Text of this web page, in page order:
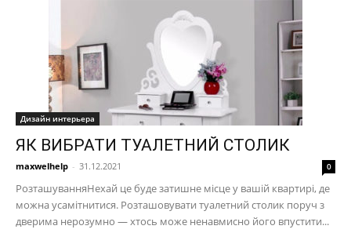
Дизайн интерьера
ЯК ВИБРАТИ ТУАЛЕТНИЙ СТОЛИК
maxwelhelp - 31.12.2021 0
РозташуванняНехай це буде затишне місце у вашій квартирі, де
можна усамітнитися. Розташовувати туалетний столик поруч з
дверима нерозумно — хтось може ненавмисно його впустити...